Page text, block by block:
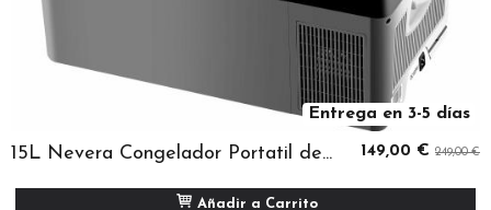
Entrega en 3-5 días
15L Nevera Congelador Portatil de... 149,00 € 249,00 €
Añadir a Carrito